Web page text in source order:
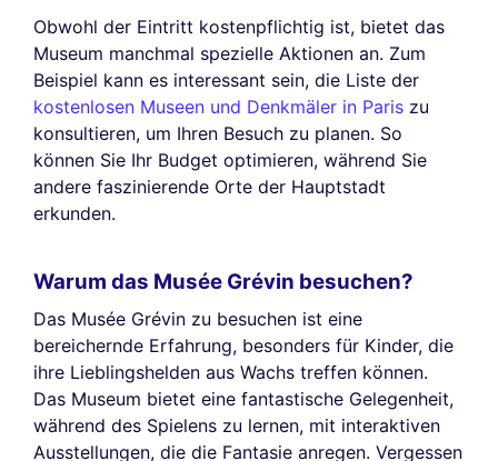
Obwohl der Eintritt kostenpflichtig ist, bietet das
Museum manchmal spezielle Aktionen an. Zum
Beispiel kann es interessant sein, die Liste der
kostenlosen Museen und Denkmäler in Paris zu
konsultieren, um Ihren Besuch zu planen. So
können Sie Ihr Budget optimieren, während Sie
andere faszinierende Orte der Hauptstadt
erkunden.
Warum das Musée Grévin besuchen?
Das Musée Grévin zu besuchen ist eine
bereichernde Erfahrung, besonders für Kinder, die
ihre Lieblingshelden aus Wachs treffen können.
Das Museum bietet eine fantastische Gelegenheit,
während des Spielens zu lernen, mit interaktiven
Ausstellungen, die die Fantasie anregen. Vergessen